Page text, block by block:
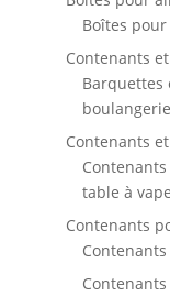
Boîtes
Contenants
Barquettes
boulangerie
Contenants
table à
Contenants